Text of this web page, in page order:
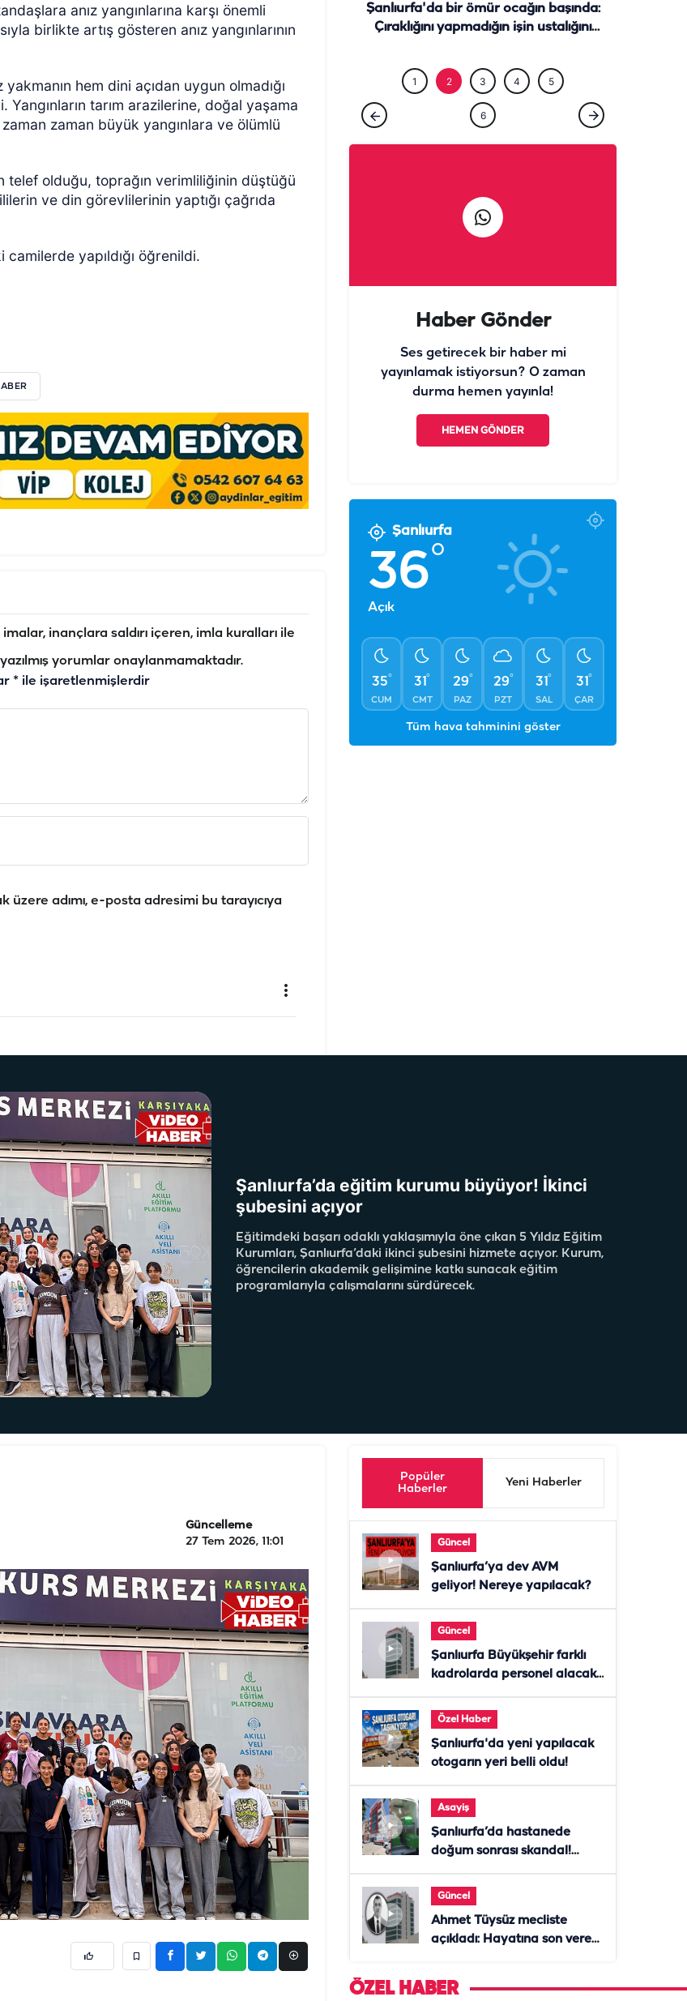
anız yangınlarına karşı önemli
birlikte artış gösteren anız yangınlarının
hem dini açıdan uygun olmadığı
tarım arazilerine, doğal yaşama
zaman büyük yangınlara ve ölümlü
telef olduğu, toprağın verimliliğinin düştüğü
ve din görevlilerinin yaptığı çağrıda
camilerde yapıldığı öğrenildi.
inançlara saldırı içeren, imla kuralları ile
yorumlar onaylanmamaktadır.
* ile işaretlenmişlerdir
üzere adımı, e-posta adresimi bu tarayıcıya
Şanlıurfa'da bir ömür ocağın başında:
Çıraklığını yapmadığın işin ustalığını
1 2 3 4 5
6
Haber Gönder
Ses getirecek bir haber mi
yayınlamak istiyorsun? O zaman
durma hemen yayınla!
HEMEN GÖNDER
Şanlıurfa
36°
Açık
35°
CUM
31°
CMT
29°
PAZ
29°
PZT
31°
SAL
31°
ÇAR
Tüm hava tahminini göster
Şanlıurfa’da eğitim kurumu büyüyor! İkinci
şubesini açıyor
Eğitimdeki başarı odaklı yaklaşımıyla öne çıkan 5 Yıldız Eğitim
Kurumları, Şanlıurfa’daki ikinci şubesini hizmete açıyor. Kurum,
öğrencilerin akademik gelişimine katkı sunacak eğitim
programlarıyla çalışmalarını sürdürecek.
Güncelleme
27 Tem 2026, 11:01
Popüler
Haberler
Yeni Haberler
Güncel
Şanlıurfa’ya dev AVM
geliyor! Nereye yapılacak?
Güncel
Şanlıurfa Büyükşehir farklı
kadrolarda personel alacak!
Özel Haber
Şanlıurfa'da yeni yapılacak
otogarın yeri belli oldu!
Asayiş
Şanlıurfa’da hastanede
doğum sonrası skandal!
Güncel
Ahmet Tüysüz mecliste
açıkladı: Hayatına son veren
ÖZEL HABER